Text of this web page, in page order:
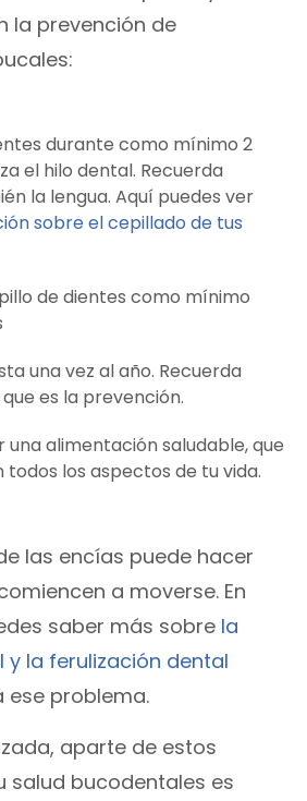
la prevención de
durante como mínimo 2
el hilo dental. Recuerda
la lengua. Aquí puedes ver
sobre el cepillado de tus
de dientes como mínimo
una vez al año. Recuerda
es la prevención.
una alimentación saludable, que
todos los aspectos de tu vida.
las encías puede hacer
a moverse. En
saber más sobre la
la ferulización dental
ese problema.
aparte de estos
salud bucodentales es